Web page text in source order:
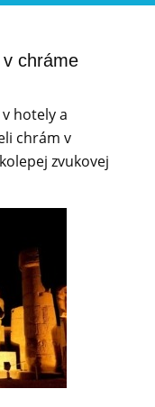
chráme
hotely a
chrám v
zvukovej